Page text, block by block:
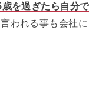
歳を過ぎたら自分
われる事も会社